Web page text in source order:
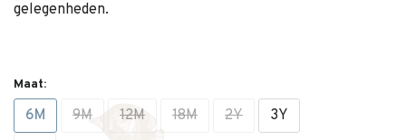
gelegenheden.
Maat:
6M 9M 12M 18M 2Y
3Y